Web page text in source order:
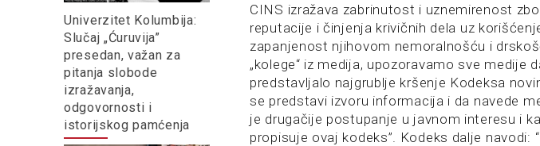
Univerzitet Kolumbija:
Slučaj „Ćuruvija”
presedan, važan za
pitanja slobode
izražavanja,
odgovornosti i
istorijskog pamćenja
CINS izražava zabrinutost i uznemirenost
reputacije i činjenja krivičnih dela uz
zapanjenost njihovom nemoralnošću i
„kolege“ iz medija, upozoravamo sve
predstavljalo najgrublje kršenje Kodeksa
se predstavi izvoru informacija i da navede
je drugačije postupanje u javnom interesu i
propisuje ovaj kodeks”. Kodeks dalje navodi: